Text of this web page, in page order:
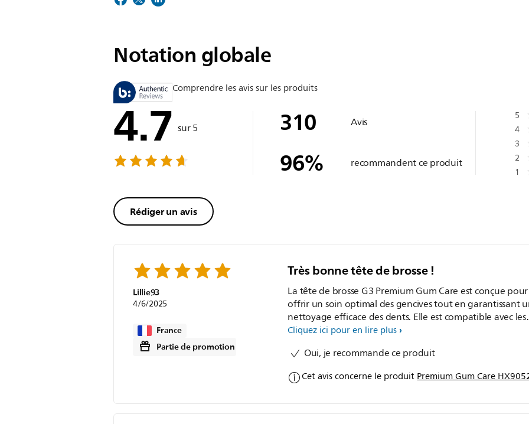
Notation globale
Comprendre les avis sur les produits
4.7 sur 5
Rédiger un avis
310 Avis
96% recommandent ce produit
5
4
3
2
1
Lillie93
4/6/2025
France
Partie de promotion
Très bonne tête de brosse !
La tête de brosse G3 Premium Gum Care est conçue pour
offrir un soin optimal des gencives tout en garantissant
nettoyage efficace des dents. Elle est compatible avec les
brosses à dents électriques Philips Sonicare, et son design
possède des poils souples et flexibles, ce qui la rend très
pour les gencives. La forme de la tête permet d’atteindre
facilement les zones difficiles d'accès, assurant un
Cliquez ici pour en lire plus
Oui, je recommande ce produit
Cet avis concerne le produitPremium Gum Care